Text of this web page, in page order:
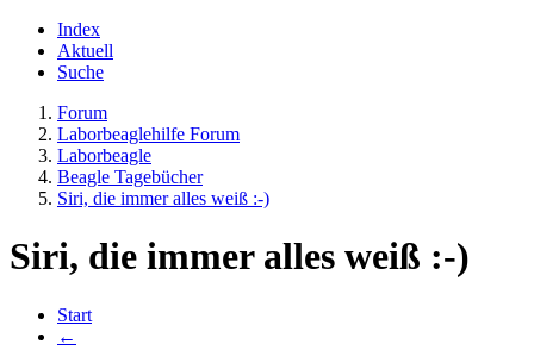
Index
Aktuell
Suche
Forum
Laborbeaglehilfe Forum
Laborbeagle
Beagle Tagebücher
Siri, die immer alles weiß :-)
Siri, die immer alles weiß :-)
Start
←